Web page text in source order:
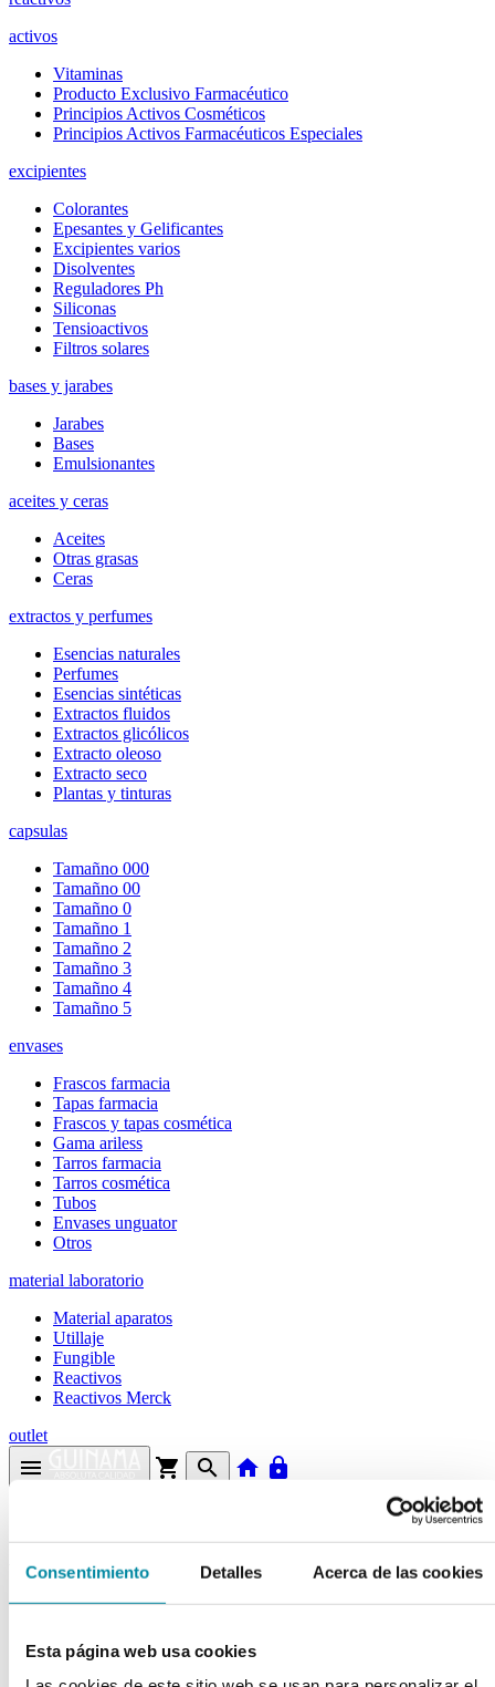
Consentimiento Detalles Acerca de las cookies
Esta página web usa cookies
activos
Vitaminas
Producto Exclusivo Farmacéutico
Principios Activos Cosméticos
Principios Activos Farmacéuticos Especiales
excipientes
Colorantes
Epesantes y Gelificantes
Excipientes varios
Disolventes
Reguladores Ph
Siliconas
Tensioactivos
Filtros solares
bases y jarabes
Jarabes
Bases
Emulsionantes
aceites y ceras
Aceites
Otras grasas
Ceras
extractos y perfumes
Esencias naturales
Perfumes
Esencias sintéticas
Extractos fluidos
Extractos glicólicos
Extracto oleoso
Extracto seco
Plantas y tinturas
capsulas
Tamañno 000
Tamañno 00
Tamañno 0
Tamañno 1
Tamañno 2
Tamañno 3
Tamañno 4
Tamañno 5
envases
Frascos farmacia
Tapas farmacia
Frascos y tapas cosmética
Gama ariless
Tarros farmacia
Tarros cosmética
Tubos
Envases unguator
Otros
material laboratorio
Material aparatos
Utillaje
Fungible
Reactivos
Reactivos Merck
outlet
menu shopping_cart search home lock
arrow_back